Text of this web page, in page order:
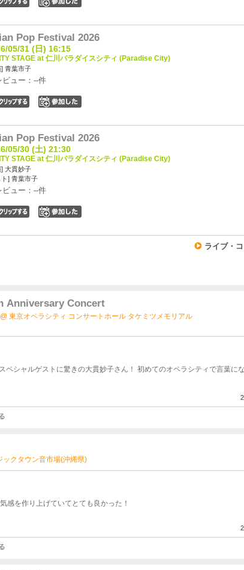
Pop Festival 2026
05/31 (日) 16:15
STAGE at 仁川パラダイスシティ (Paradise City)
青葉市子
ビュー：--件
Pop Festival 2026
05/30 (土) 21:30
STAGE at 仁川パラダイスシティ (Paradise City)
大貫妙子
] 青葉市子
ビュー：--件
ライブ・
Anniversary Concert
東京オペラシティ コンサートホール タケミツメモリアル
ペシャルゲストに驚きの大貫妙子さん！ 初めてのオペラシティで言葉に
クタウン音市場(沖縄県)
感を作り上げていてとても良かった！